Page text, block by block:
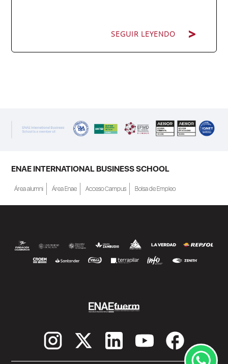
SEGUIR LEYENDO
a Crecer". El programa está dirigido a
personas inscritas como demandantes de
becas de estudio parciales (50%), además
de al menos una beca...
ENAE INTERNATIONAL BUSINESS SCHOOL
Área alumni Área Enae Acceso Campus Bolsa de Empleo